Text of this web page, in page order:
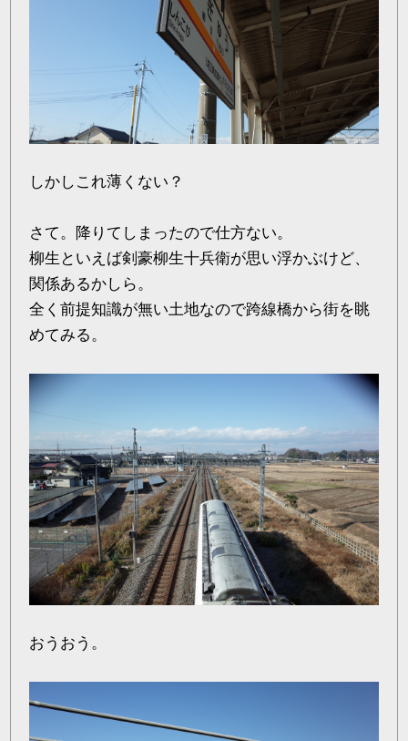
しかしこれ薄くない？
さて。降りてしまったので仕方ない。
柳生といえば剣豪柳生十兵衛が思い浮かぶけど、
関係あるかしら。
全く前提知識が無い土地なので跨線橋から街を眺
めてみる。
おうおう。